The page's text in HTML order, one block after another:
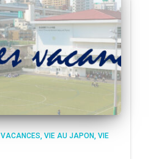
VACANCES VIE AU JAPON VIE